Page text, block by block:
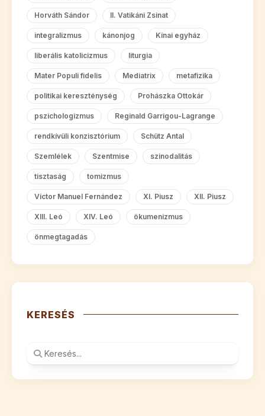
Horváth Sándor II. Vatikáni Zsinat
integralizmus kánonjog Kínai egyház
liberális katolicizmus liturgia
Mater Populi fidelis Mediatrix metafizika
politikai kereszténység Prohászka Ottokár
pszichologizmus Reginald Garrigou-Lagrange
rendkívüli konzisztórium Schütz Antal
Szemlélek Szentmise szinodalitás
tisztaság tomizmus
Víctor Manuel Fernández XI. Piusz XII. Piusz
XIII. Leó XIV. Leó ökumenizmus
önmegtagadás
KERESÉS